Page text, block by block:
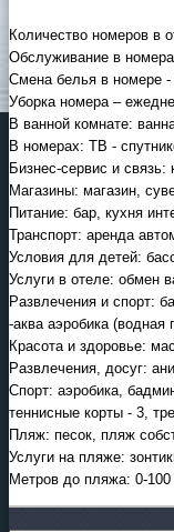
Количество номеров в
Обслуживание в
Смена белья в номере
Уборка номера –
В ванной комнате:
В номерах: ТВ -
Бизнес-сервис и
Магазины: магазин,
Питание: бар, кухня
Транспорт: аренда
Условия для детей:
Услуги в отеле: обмен
Развлечения и спорт:
-аква аэробика
Красота и здоровье:
Развлечения, досуг:
Спорт: аэробика,
теннисные корты - 3,
Пляж: песок, пляж
Услуги на пляже:
Метров до пляжа: 0-100